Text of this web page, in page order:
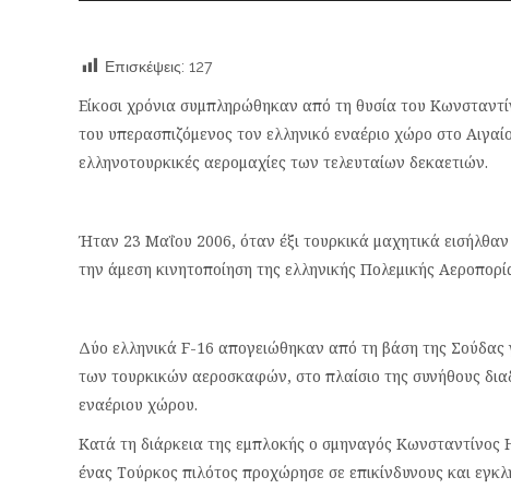
Επισκέψεις: 127
Είκοσι χρόνια συμπληρώθηκαν από τη θυσία του
του υπερασπιζόμενος τον ελληνικό εναέριο χώρο στο
ελληνοτουρκικές αερομαχίες των τελευταίων δεκαετιών.
Ήταν 23 Μαΐου 2006, όταν έξι τουρκικά μαχητικά
την άμεση κινητοποίηση της ελληνικής Πολεμικής
Δύο ελληνικά F-16 απογειώθηκαν από τη βάση της Σούδας
των τουρκικών αεροσκαφών, στο πλαίσιο της συνήθους
εναέριου χώρου.
Κατά τη διάρκεια της εμπλοκής ο σμηναγός
ένας Τούρκος πιλότος προχώρησε σε επικίνδυνους και